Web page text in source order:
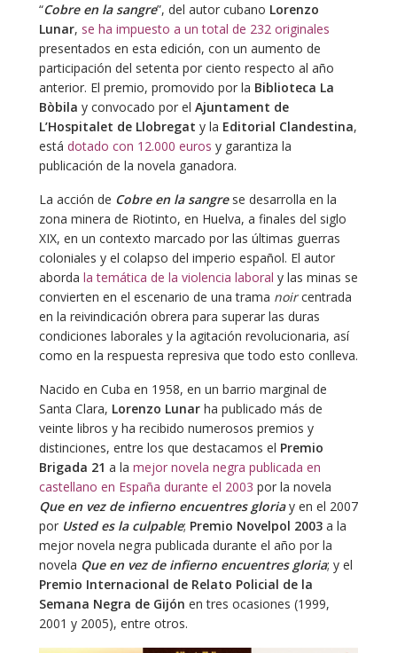
“Cobre en la sangre”, del autor cubano Lorenzo
Lunar, se ha impuesto a un total de 232 originales
presentados en esta edición, con un aumento de
participación del setenta por ciento respecto al año
anterior. El premio, promovido por la Biblioteca La
Bòbila y convocado por el Ajuntament de
L’Hospitalet de Llobregat y la Editorial Clandestina,
está dotado con 12.000 euros y garantiza la
publicación de la novela ganadora.
La acción de Cobre en la sangrese desarrolla en la
zona minera de Riotinto, en Huelva, a finales del siglo
XIX, en un contexto marcado por las últimas guerras
coloniales y el colapso del imperio español. El autor
aborda la temática de la violencia laboral y las minas se
convierten en el escenario de una trama noircentrada
en la reivindicación obrera para superar las duras
condiciones laborales y la agitación revolucionaria, así
como en la respuesta represiva que todo esto conlleva.
Nacido en Cuba en 1958, en un barrio marginal de
Santa Clara, Lorenzo Lunarha publicado más de
veinte libros y ha recibido numerosos premios y
distinciones, entre los que destacamos el Premio
Brigada 21 a la mejor novela negra publicada en
castellano en España durante el 2003 por la novela
Que en vez de infierno encuentres gloriay en el 2007
por Usted es la culpable; Premio Novelpol 2003a la
mejor novela negra publicada durante el año por la
novela Que en vez de infierno encuentres gloria; y el
Premio Internacional de Relato Policial de la
Semana Negra de Gijón en tres ocasiones (1999,
2001 y 2005), entre otros.